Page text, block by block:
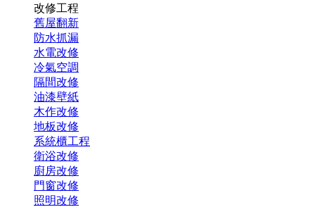
改修工程
舊屋翻新
防水抓漏
水電改修
冷氣空調
隔間改修
油漆壁紙
木作改修
地板改修
系統櫃工程
衛浴改修
廚房改修
門窗改修
照明改修